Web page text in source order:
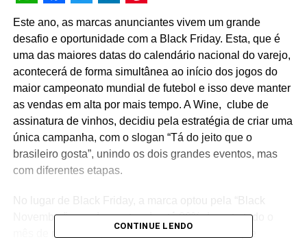
WhatsApp
Facebook
Twitter
LinkedIn
Pinterest
Este ano, as marcas anunciantes vivem um grande
desafio e oportunidade com a Black Friday. Esta, que é
uma das maiores datas do calendário nacional do varejo,
acontecerá de forma simultânea ao início dos jogos do
maior campeonato mundial de futebol e isso deve manter
as vendas em alta por mais tempo. A Wine, clube de
assinatura de vinhos, decidiu pela estratégia de criar uma
única campanha, com o slogan “Tá do jeito que o
brasileiro gosta”, unindo os dois grandes eventos, mas
com diferentes etapas.
No lugar de Black Friday, a marca optou pela “Black
November” com descontos de até 80% durante todo o
mês de novembro, nos mais de 1.5 mil rótulos que
CONTINUE LENDO